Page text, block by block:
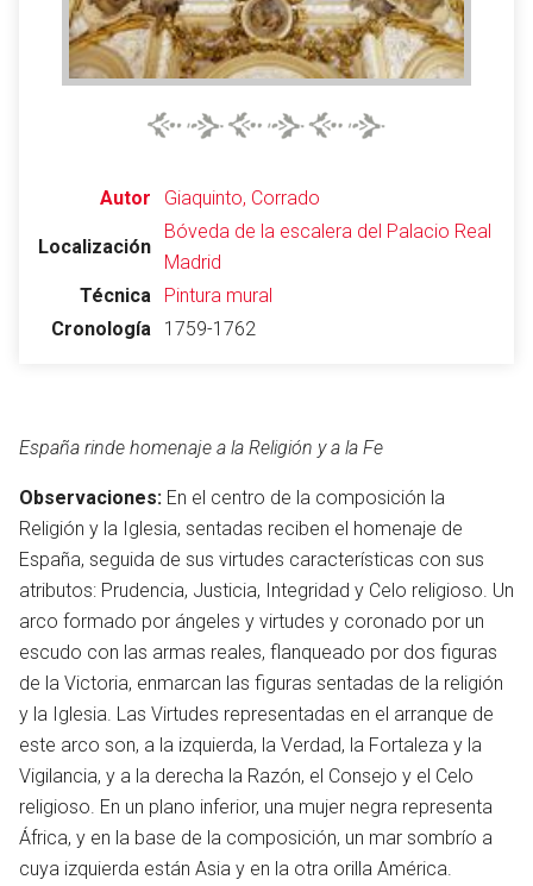
Autor Giaquinto, Corrado
Localización
Bóveda de la escalera del Palacio Real
Madrid
Técnica
Pintura mural
Cronología
1759-1762
España rinde homenaje a la Religión y a la Fe
Observaciones: En el centro de la composición la
Religión y la Iglesia, sentadas reciben el homenaje de
España, seguida de sus virtudes características con sus
atributos: Prudencia, Justicia, Integridad y Celo religioso. Un
arco formado por ángeles y virtudes y coronado por un
escudo con las armas reales, flanqueado por dos figuras
de la Victoria, enmarcan las figuras sentadas de la religión
y la Iglesia. Las Virtudes representadas en el arranque de
este arco son, a la izquierda, la Verdad, la Fortaleza y la
Vigilancia, y a la derecha la Razón, el Consejo y el Celo
religioso. En un plano inferior, una mujer negra representa
África, y en la base de la composición, un mar sombrío a
cuya izquierda están Asia y en la otra orilla América.